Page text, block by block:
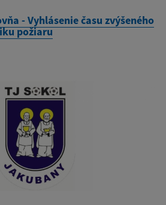
- Vyhlásenie času zvýšeného
požiaru